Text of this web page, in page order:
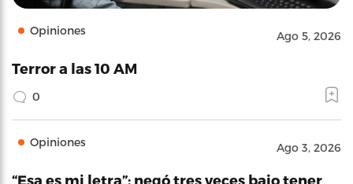
Opiniones Ago 5, 2026
Terror a las 10 AM
0
Opiniones Ago 3, 2026
“Esa es mi letra”: negó tres veces bajo tener